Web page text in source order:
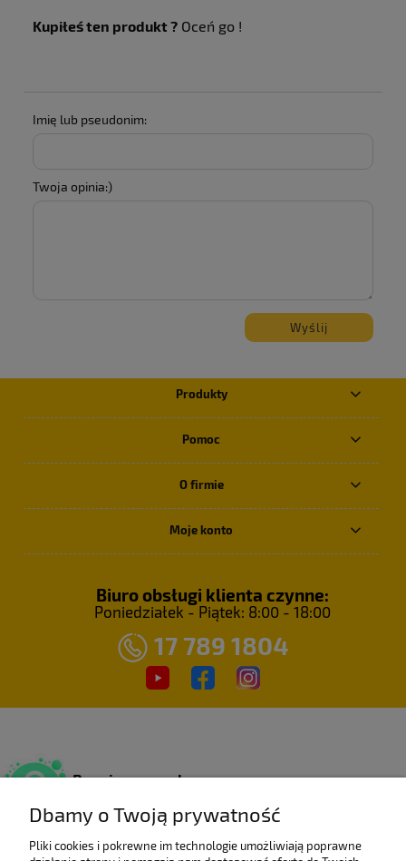
Kupiłeś ten produkt ? Oceń go !
Imię lub pseudonim:
Twoja opinia:)
Wyślij
Produkty
Pomoc
O firmie
Moje konto
Biuro obsługi klienta czynne:
Poniedziałek - Piątek: 8:00 - 18:00
17 789 1804
Bezpieczne zakupy
Dbamy o Twoją prywatność
Pliki cookies i pokrewne im technologie umożliwiają poprawne